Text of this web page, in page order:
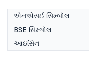
એનએસઈ સિમ્બૉલ
BSE સિમ્બૉલ
આઇસિન